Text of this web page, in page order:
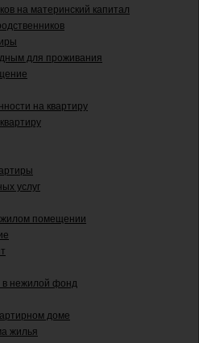
на материнский капитал
для проживания
на квартиру
услуг
помещении
в нежилой фонд
доме
жилья